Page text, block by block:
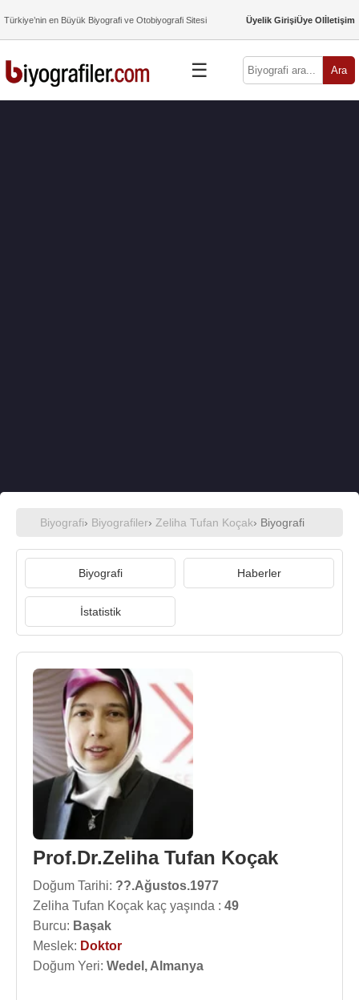
Türkiye’nin en Büyük Biyografi ve Otobiyografi Sitesi Üyelik GirişiÜye Olİletişim
☰ Ara
Biyografi› Biyografiler› Zeliha Tufan Koçak› Biyografi
Biyografi Haberler
İstatistik
Prof.Dr.Zeliha Tufan Koçak
Doğum Tarihi: ??.Ağustos.1977
Zeliha Tufan Koçak kaç yaşında : 49
Burcu: Başak
Meslek: Doktor
Doğum Yeri: Wedel, Almanya